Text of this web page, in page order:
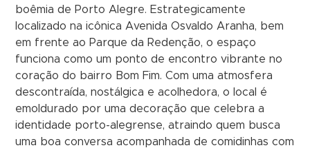
boêmia de Porto Alegre. Estrategicamente
localizado na icônica Avenida Osvaldo Aranha, bem
em frente ao Parque da Redenção, o espaço
funciona como um ponto de encontro vibrante no
coração do bairro Bom Fim. Com uma atmosfera
descontraída, nostálgica e acolhedora, o local é
emoldurado por uma decoração que celebra a
identidade porto-alegrense, atraindo quem busca
uma boa conversa acompanhada de comidinhas com